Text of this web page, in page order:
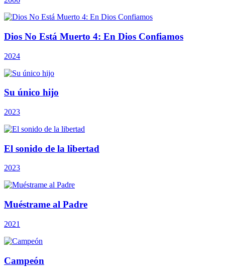
Dios No Está Muerto 4: En Dios Confiamos
2024
Su único hijo
2023
El sonido de la libertad
2023
Muéstrame al Padre
2021
Campeón